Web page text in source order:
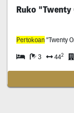
Ruko "Twenty
Pertokoan"Twenty One
3 442